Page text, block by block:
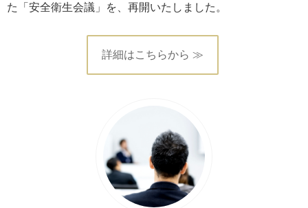
た「安全衛生会議」を、再開いたしました。
詳細はこちらから ≫